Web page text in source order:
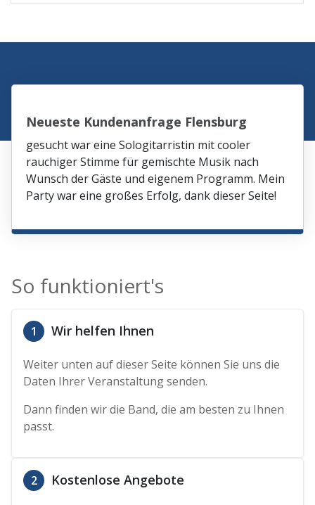
Neueste Kundenanfrage Flensburg
gesucht war eine Sologitarristin mit cooler
rauchiger Stimme für gemischte Musik nach
Wunsch der Gäste und eigenem Programm. Mein
Party war eine großes Erfolg, dank dieser Seite!
So funktioniert's
1 Wir helfen Ihnen
Weiter unten auf dieser Seite können Sie uns die
Daten Ihrer Veranstaltung senden.
Dann finden wir die Band, die am besten zu Ihnen
passt.
2 Kostenlose Angebote